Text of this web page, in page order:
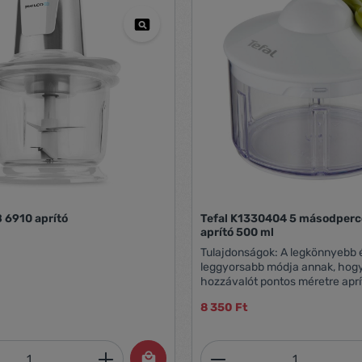
6910 aprító
Adja meg a kívánt
Tefal K1330404 5
aprító 500 ml
Tulajdonságok: A legkönnyebb
leggyorsabb módja annak,
hozzávalót pontos méretre
otthoni ételek készítése ismét
kései egyszerű használatot
új kézmozdulat, mellyel időt
8 350 Ft